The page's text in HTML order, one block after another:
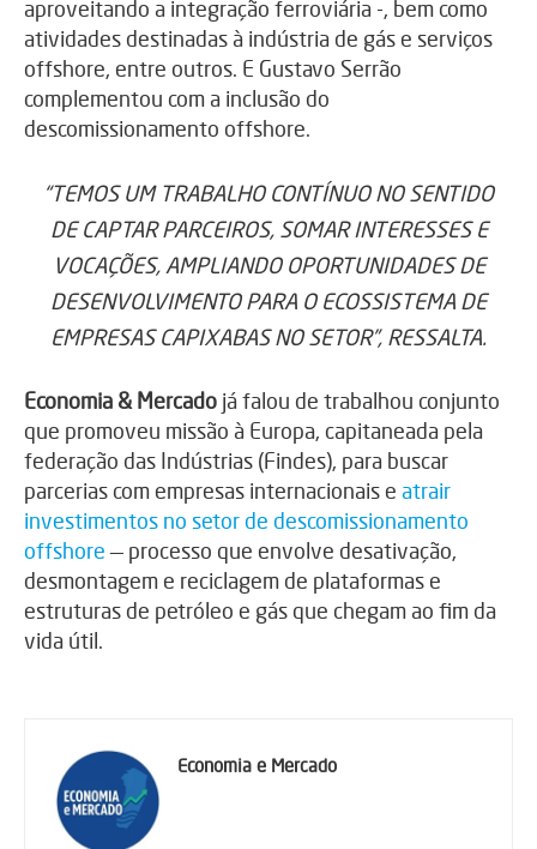
aproveitando a integração ferroviária -, bem como
atividades destinadas à indústria de gás e serviços
offshore, entre outros. E Gustavo Serrão
complementou com a inclusão do
descomissionamento offshore.
“TEMOS UM TRABALHO CONTÍNUO NO SENTIDO
DE CAPTAR PARCEIROS, SOMAR INTERESSES E
VOCAÇÕES, AMPLIANDO OPORTUNIDADES DE
DESENVOLVIMENTO PARA O ECOSSISTEMA DE
EMPRESAS CAPIXABAS NO SETOR”, RESSALTA.
Economia & Mercado já falou de trabalhou conjunto
que promoveu missão à Europa, capitaneada pela
federação das Indústrias (Findes), para buscar
parcerias com empresas internacionais e atrair
investimentos no setor de descomissionamento
offshore— processo que envolve desativação,
desmontagem e reciclagem de plataformas e
estruturas de petróleo e gás que chegam ao fim da
vida útil.
Economia e Mercado